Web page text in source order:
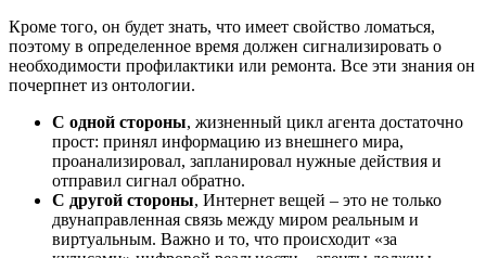
Кроме того, он будет знать, что имеет свойство ломаться,
поэтому в определенное время должен сигнализировать о
необходимости профилактики или ремонта. Все эти знания он
почерпнет из онтологии.
С одной стороны, жизненный цикл агента достаточно
прост: принял информацию из внешнего мира,
проанализировал, запланировал нужные действия и
отправил сигнал обратно.
С другой стороны, Интернет вещей – это не только
двунаправленная связь между миром реальным и
виртуальным. Важно и то, что происходит «за